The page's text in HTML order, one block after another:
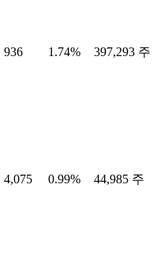
936 1.74% 397,293 주
4,075 0.99% 44,985 주